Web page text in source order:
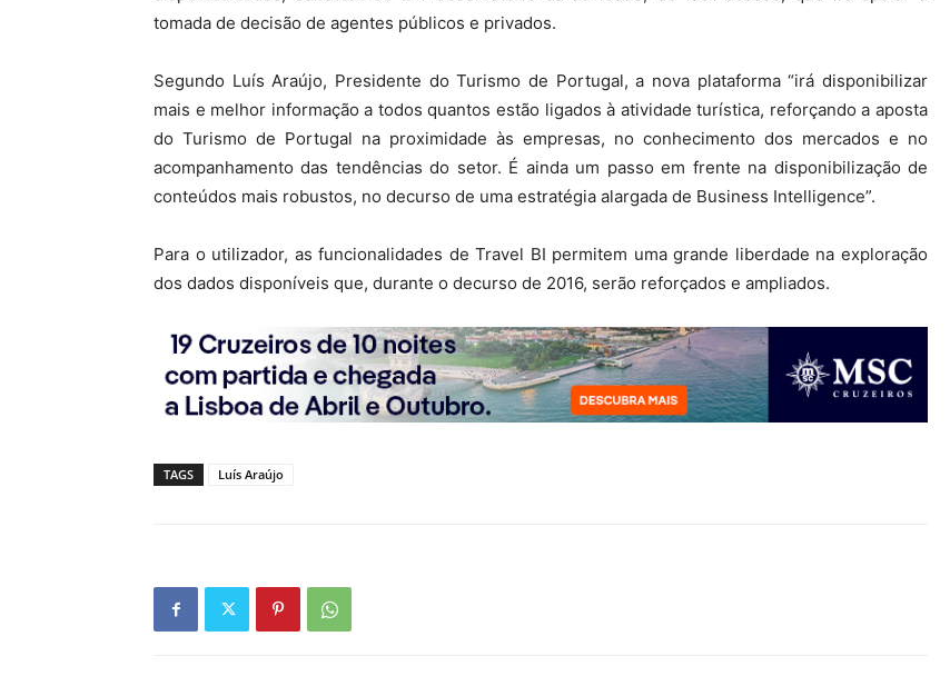
tomada de decisão de agentes públicos e privados.
Segundo Luís Araújo, Presidente do Turismo de Portugal, a nova plataforma “irá disponibilizar
mais e melhor informação a todos quantos estão ligados à atividade turística, reforçando a aposta
do Turismo de Portugal na proximidade às empresas, no conhecimento dos mercados e no
acompanhamento das tendências do setor. É ainda um passo em frente na disponibilização de
conteúdos mais robustos, no decurso de uma estratégia alargada de Business Intelligence”.
Para o utilizador, as funcionalidades de Travel BI permitem uma grande liberdade na exploração
dos dados disponíveis que, durante o decurso de 2016, serão reforçados e ampliados.
TAGS Luís Araújo